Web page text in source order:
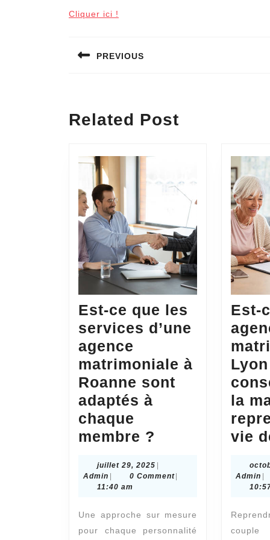
Cliquer ici !
PREVIOUS
Related Post
Est-ce que les
services d’une
agence
matrimoniale à
Roanne sont
adaptés à
chaque
membre ?
que
d’une
juillet 29, 2025 juillet
29,
|
Admin Admin
| 0 Comment|
11:40 am
Une approche sur mesure
pour chaque personnalité
Est-
la
vie
Admin |
couple